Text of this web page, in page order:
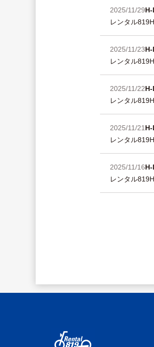
2025/11/29
レンタル
2025/11/23
レンタル
2025/11/22
レンタル
2025/11/21
レンタル
2025/11/16
レンタル